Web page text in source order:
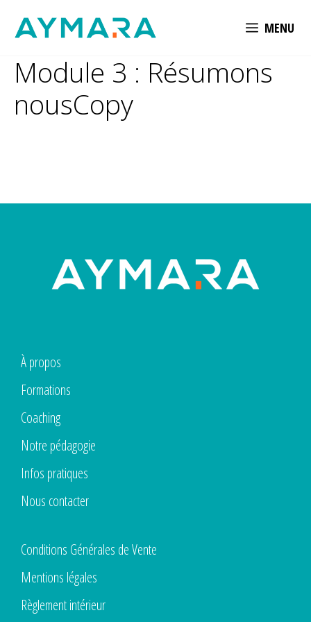
MENU
Module 3 : Résumons
nousCopy
À propos
Formations
Coaching
Notre pédagogie
Infos pratiques
Nous contacter
Conditions Générales de Vente
Mentions légales
Règlement intérieur